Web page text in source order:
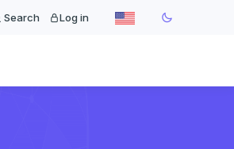
Search Log in